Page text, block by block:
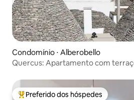
Condomínio ⋅ Alberobello
Quercus: Apartamento com
Preferido dos hóspedes